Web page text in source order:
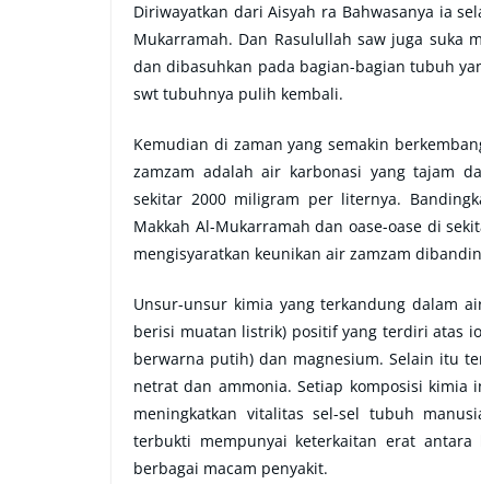
Diriwayatkan dari Aisyah ra Bahwasanya ia
Mukarramah. Dan Rasulullah saw juga suka
dan dibasuhkan pada bagian-bagian tubuh
swt tubuhnya pulih kembali.
Kemudian di zaman yang semakin
zamzam adalah air karbonasi yang tajam
sekitar 2000 miligram per liternya.
Makkah Al-Mukarramah dan oase-oase di
mengisyaratkan keunikan air zamzam
Unsur-unsur kimia yang terkandung dalam
berisi muatan listrik) positif yang terdiri atas
berwarna putih) dan magnesium. Selain itu
netrat dan ammonia. Setiap komposisi
meningkatkan vitalitas sel-sel tubuh
terbukti mempunyai keterkaitan erat
berbagai macam penyakit.